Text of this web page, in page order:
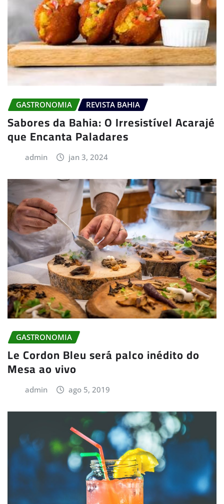
GASTRONOMIA REVISTA BAHIA
Sabores da Bahia: O Irresistível Acarajé
que Encanta Paladares
admin jan 3, 2024
GASTRONOMIA
Le Cordon Bleu será palco inédito do
Mesa ao vivo
admin ago 5, 2019